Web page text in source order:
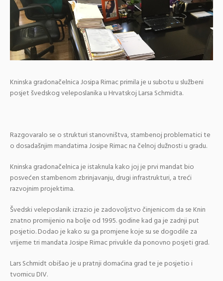
Kninska gradonačelnica Josipa Rimac primila je u subotu u službeni
posjet švedskog veleposlanika u Hrvatskoj Larsa Schmidta.
Razgovaralo se o strukturi stanovništva, stambenoj problematici te
o dosadašnjim mandatima Josipe Rimac na čelnoj dužnosti u gradu.
Kninska gradonačelnica je istaknula kako joj je prvi mandat bio
posvećen stambenom zbrinjavanju, drugi infrastrukturi, a treći
razvojnim projektima.
Švedski veleposlanik izrazio je zadovoljstvo činjenicom da se Knin
znatno promijenio na bolje od 1995. godine kad ga je zadnji put
posjetio. Dodao je kako su ga promjene koje su se dogodile za
vrijeme tri mandata Josipe Rimac privukle da ponovno posjeti grad.
Lars Schmidt obišao je u pratnji domaćina grad te je posjetio i
tvornicu DIV.